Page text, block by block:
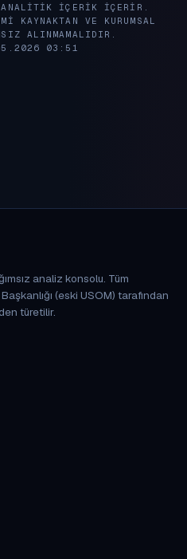
ANALITIK IÇERIK IÇERIR.
KAYNAKTAN VE KURUMSAL
ALINMAMALIDIR.
03:51
analiz konsolu. Tüm
(eski USOM) tarafından
türetilir.